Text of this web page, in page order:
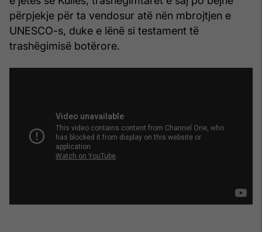
përpjekje për ta vendosur atë nën mbrojtjen e
UNESCO-s, duke e lënë si testament të
trashëgimisë botërore.